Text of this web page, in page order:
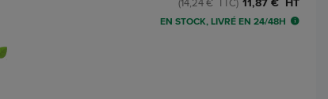
EN STOCK, LIVRÉ EN 24/48H